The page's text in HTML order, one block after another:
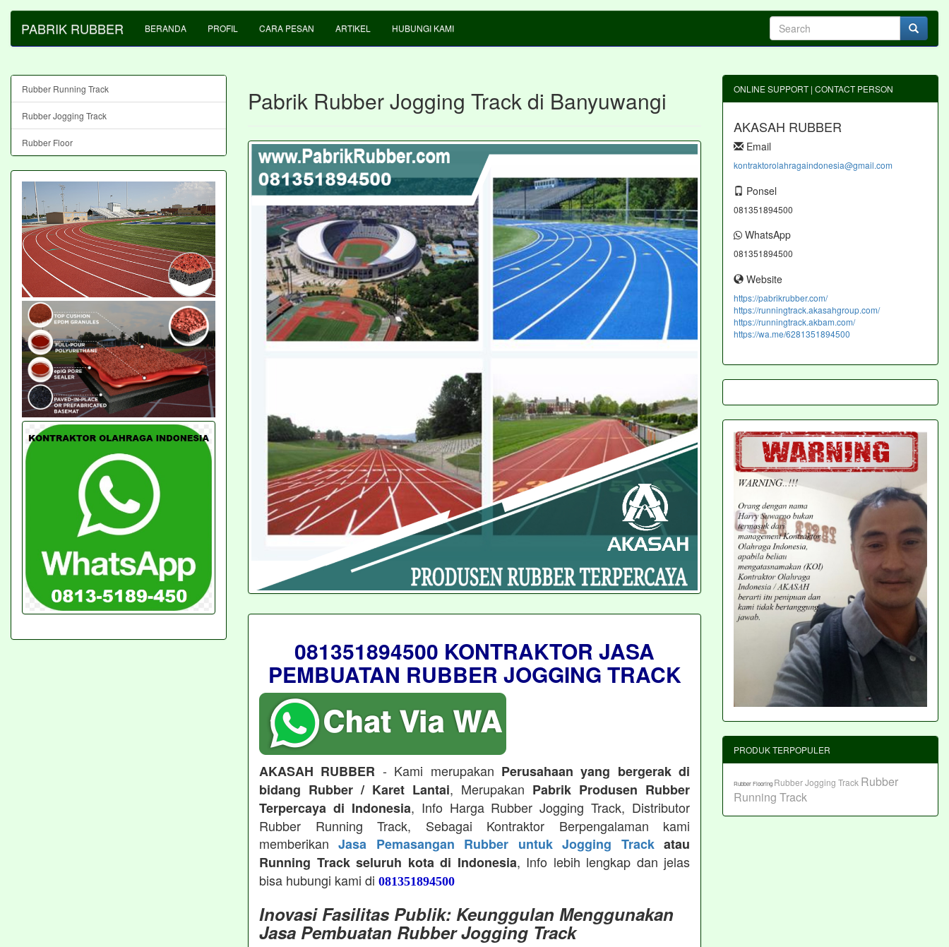
PABRIK RUBBER BERANDA PROFIL CARA PESAN ARTIKEL HUBUNGI KAMI
Pabrik Rubber Jogging Track di Banyuwangi
081351894500 KONTRAKTOR JASA
PEMBUATAN RUBBER JOGGING TRACK
AKASAH RUBBER - Kami merupakan Perusahaan yang bergerak di
bidang Rubber / Karet Lantai, Merupakan Pabrik Produsen Rubber
Terpercaya di Indonesia, Info Harga Rubber Jogging Track, Distributor
Rubber Running Track, Sebagai Kontraktor Berpengalaman kami
memberikanJasa Pemasangan Rubber untuk Jogging Trackatau
Running Track seluruh kota di Indonesia, Info lebih lengkap dan jelas
bisa hubungi kami di 081351894500
Inovasi Fasilitas Publik: Keunggulan Menggunakan
Jasa Pembuatan Rubber Jogging Track
Rubber Running Track
Rubber Jogging Track
Rubber Floor
ONLINE SUPPORT | CONTACT PERSON
AKASAH RUBBER
Email
kontraktorolahragaindonesia@gmail.com
Ponsel
081351894500
WhatsApp
081351894500
Website
https://pabrikrubber.com/
https://runningtrack.akasahgroup.com/
https://runningtrack.akbam.com/
https://wa.me/6281351894500
PRODUK TERPOPULER
Rubber Flooring Rubber Jogging Track Rubber
Running Track